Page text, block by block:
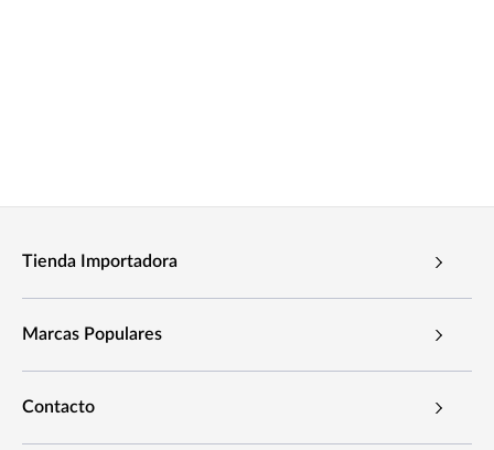
Tienda Importadora
Marcas Populares
Contacto